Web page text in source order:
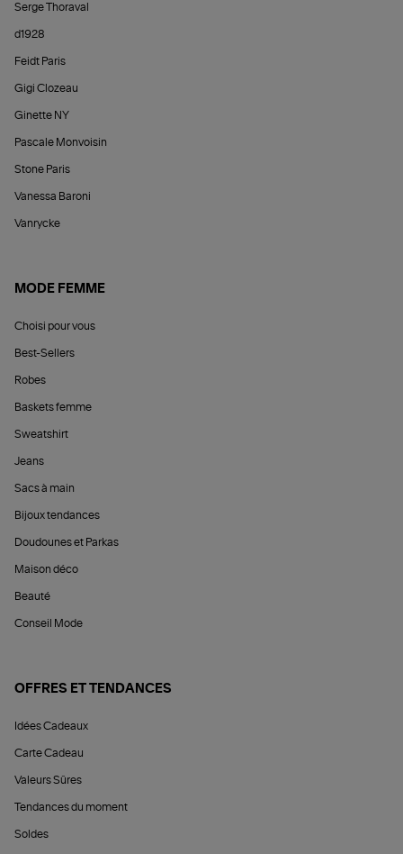
Serge Thoraval
d1928
Feidt Paris
Gigi Clozeau
Ginette NY
Pascale Monvoisin
Stone Paris
Vanessa Baroni
Vanrycke
MODE FEMME
Choisi pour vous
Best-Sellers
Robes
Baskets femme
Sweatshirt
Jeans
Sacs à main
Bijoux tendances
Doudounes et Parkas
Maison déco
Beauté
Conseil Mode
OFFRES ET TENDANCES
Idées Cadeaux
Carte Cadeau
Valeurs Sûres
Tendances du moment
Soldes